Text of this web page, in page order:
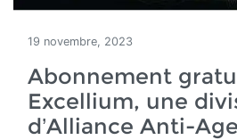
19 novembre, 2023
Abonnement
Excellium, une
d’Alliance Anti-Age